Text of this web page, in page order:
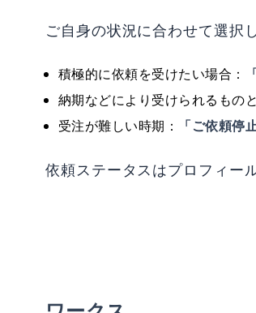
ご自身の状況に合わせて選択
積極的に依頼を受けたい場合：
納期などにより受けられるもの
受注が難しい時期：
「ご依頼停
依頼ステータスはプロフィー